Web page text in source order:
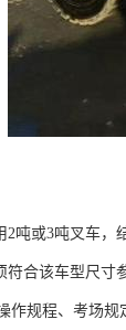
2吨或3吨叉车
符合该车型尺
作规程、考场规